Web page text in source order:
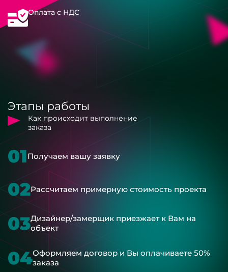
Оплата с НДС
Этапы работы
Как происходит выполнение
заказа
01Получаем вашу заявку
02Рассчитаем примерную стоимость проекта
03Дизайнер/замерщик приезжает к Вам на
объект
04Оформляем договор и Вы оплачиваете 50%
заказа